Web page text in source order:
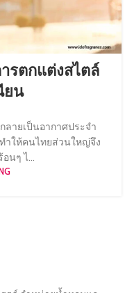
รตกแต่งสไตล์
ยน
ลายเป็นอากาศประจำ
ำให้คนไทยส่วนใหญ่จึง
นๆ ไ...